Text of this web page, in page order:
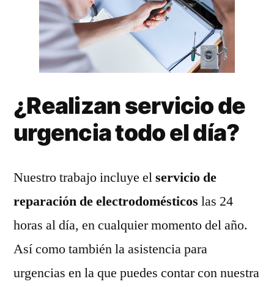
¿Realizan servicio de
urgencia todo el día?
Nuestro trabajo incluye elservicio de
reparación de electrodomésticos las 24
horas al día, en cualquier momento del año.
Así como también la asistencia para
urgencias en la que puedes contar con nuestra